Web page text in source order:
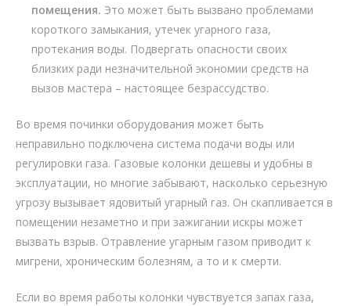
помещения. Это может быть вызвано проблемами
короткого замыкания, утечек угарного газа,
протекания воды. Подвергать опасности своих
близких ради незначительной экономии средств на
вызов мастера – настоящее безрассудство.
Во время починки оборудования может быть
неправильно подключена система подачи воды или
регулировки газа. Газовые колонки дешевы и удобны в
эксплуатации, но многие забывают, насколько серьезную
угрозу вызывает ядовитый угарный газ. Он скапливается в
помещении незаметно и при зажигании искры может
вызвать взрыв. Отравление угарным газом приводит к
мигрени, хроническим болезням, а то и к смерти.
Если во время работы колонки чувствуется запах газа,